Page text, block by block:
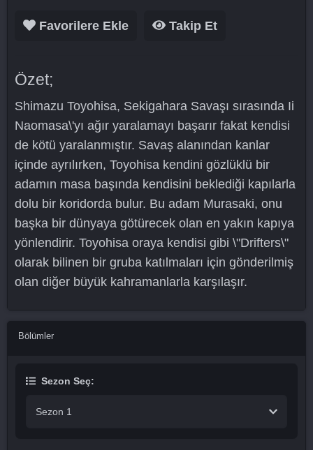
Favorilere Ekle Takip Et
Özet;
Shimazu Toyohisa, Sekigahara Savaşı sırasında Ii
Naomasa\'yı ağır yaralamayı başarır fakat kendisi
de kötü yaralanmıştır. Savaş alanından kanlar
içinde ayrılırken, Toyohisa kendini gözlüklü bir
adamın masa başında kendisini beklediği kapılarla
dolu bir koridorda bulur. Bu adam Murasaki, onu
başka bir dünyaya götürecek olan en yakın kapıya
yönlendirir. Toyohisa oraya kendisi gibi \"Drifters\"
olarak bilinen bir gruba katılmaları için gönderilmiş
olan diğer büyük kahramanlarla karşılaşır.
Bölümler
Sezon Seç:
Sezon 1